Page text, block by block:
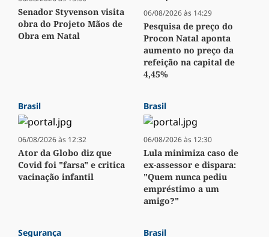
Senador Styvenson visita
obra do Projeto Mãos de
Obra em Natal
06/08/2026 às 14:29
Pesquisa de preço do
Procon Natal aponta
aumento no preço da
refeição na capital de
4,45%
Brasil
06/08/2026 às 12:32
Ator da Globo diz que
Covid foi "farsa" e critica
vacinação infantil
Brasil
06/08/2026 às 12:30
Lula minimiza caso de
ex-assessor e dispara:
"Quem nunca pediu
empréstimo a um
amigo?"
Segurança Brasil